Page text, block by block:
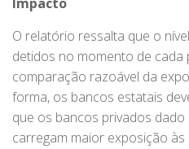
O relatório ressalta que o
detidos no momento de cada
comparação razoável da
forma, os bancos estatais
que os bancos privados
carregam maior exposição